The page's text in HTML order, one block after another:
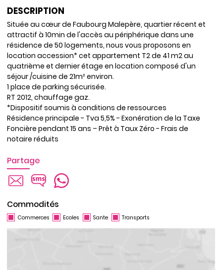
DESCRIPTION
Située au cœur de Faubourg Malepère, quartier récent et
attractif à 10min de l'accès au périphérique dans une
résidence de 50 logements, nous vous proposons en
location accession* cet appartement T2 de 41 m2 au
quatrième et dernier étage en location composé d'un
séjour /cuisine de 21m² environ.
1 place de parking sécurisée.
RT 2012, chauffage gaz.
*Dispositif soumis à conditions de ressources
Résidence principale - Tva 5,5% - Exonération de la Taxe
Foncière pendant 15 ans – Prêt à Taux Zéro - Frais de
notaire réduits
Partage
Commodités
Commerces Ecoles Sante Transports